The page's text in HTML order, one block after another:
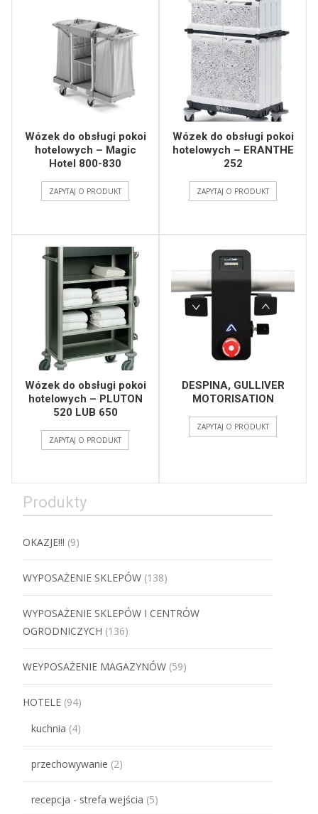
Wózek do obsługi pokoi
hotelowych – Magic
Hotel 800-830
ZAPYTAJ O PRODUKT
Wózek do obsługi pokoi
hotelowych – ERANTHE
252
ZAPYTAJ O PRODUKT
Wózek do obsługi pokoi
hotelowych – PLUTON
520 LUB 650
ZAPYTAJ O PRODUKT
DESPINA, GULLIVER
MOTORISATION
ZAPYTAJ O PRODUKT
Produkty
OKAZJE!!! (9)
WYPOSAŻENIE SKLEPÓW (138)
WYPOSAŻENIE SKLEPÓW I CENTRÓW
OGRODNICZYCH (136)
WEYPOSAŻENIE MAGAZYNÓW (59)
HOTELE (94)
kuchnia (4)
przechowywanie (2)
recepcja - strefa wejścia (5)